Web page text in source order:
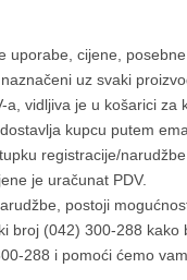
uporabe, cijene,
uz svaki
vidljiva je u košarici
kupcu putem
registracije/
je uračunat PDV.
postoji
broj (042) 300-288
288 i pomoći ćemo